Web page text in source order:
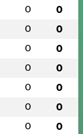
0 0
0 0
0 0
0 0
0 0
0 0
0 0